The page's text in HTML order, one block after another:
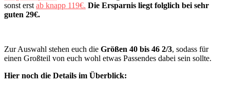
sonst erst ab knapp 119€. Die Ersparnis liegt folglich bei sehr
guten 29€.
Zur Auswahl stehen euch die Größen 40 bis 46 2/3, sodass für
einen Großteil von euch wohl etwas Passendes dabei sein sollte.
Hier noch die Details im Überblick: